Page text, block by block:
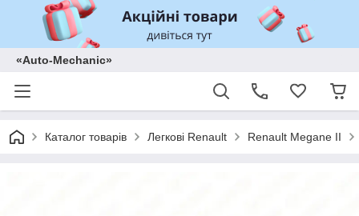
«Auto-Mechanic»
Каталог товарів Легкові Renault Renault Megane II